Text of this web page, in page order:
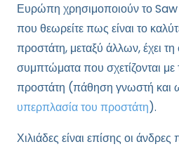
Ευρώπη χρησιμοποιούν το
που θεωρείτε πως είναι το
προστάτη, μεταξύ άλλων, έχει τη
συμπτώματα που σχετίζονται
προστάτη (πάθηση γνωστή και
υπερπλασία του προστάτη).
Χιλιάδες είναι επίσης οι